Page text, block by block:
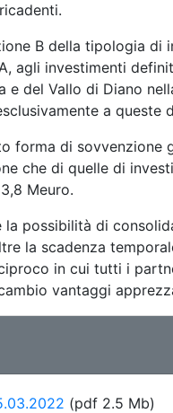
B della tipologia di
agli investimenti
e del Vallo di Diano
a queste
forma di sovvenzione
che di quelle di
Meuro.
la possibilità di
la scadenza
in cui tutti i
vantaggi
(pdf 2.5 Mb)